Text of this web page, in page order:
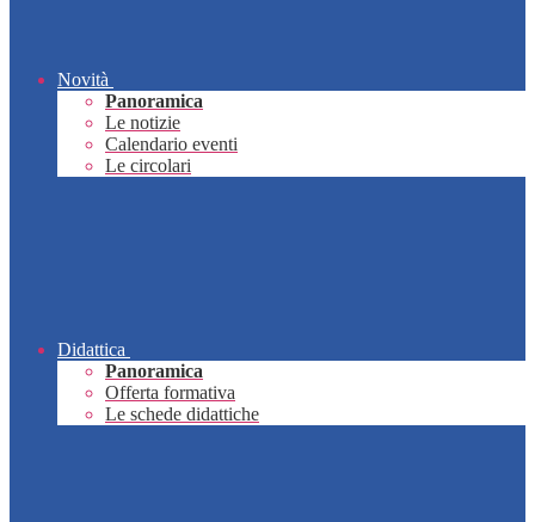
Novità
Panoramica
Le notizie
Calendario eventi
Le circolari
Didattica
Panoramica
Offerta formativa
Le schede didattiche